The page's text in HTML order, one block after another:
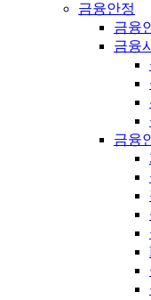
금융안정
금융
금융
금융